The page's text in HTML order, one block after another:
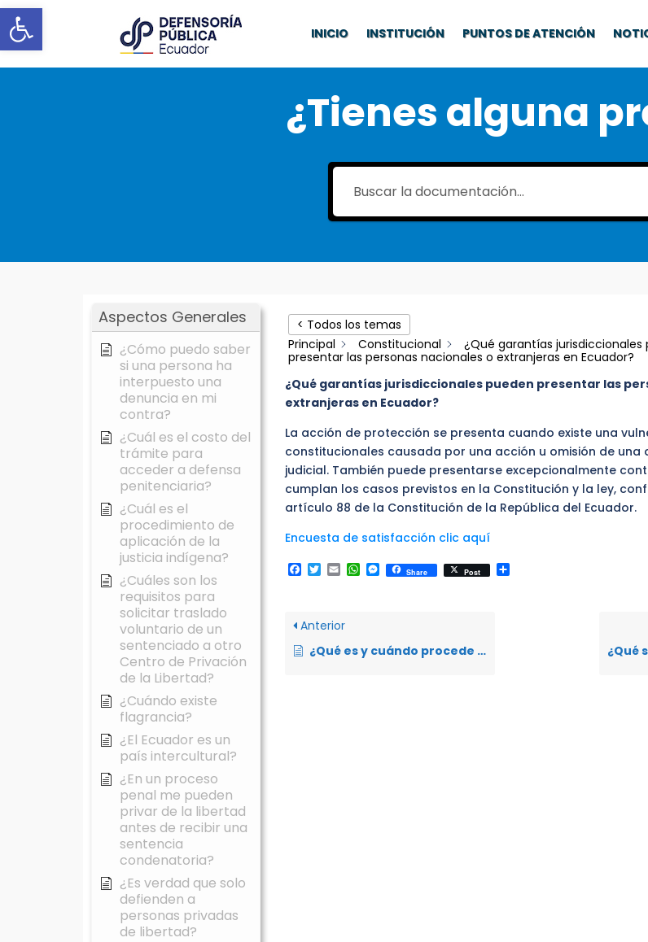
Abrir barra de herramientas INICIO INSTITUCIÓN PUNTOS DE ATENCIÓN
¿Tienes alguna
Aspectos Generales
¿Cómo puedo saber
si una persona ha
interpuesto una
denuncia en mi
contra?
¿Cuál es el costo del
trámite para
acceder a defensa
penitenciaria?
¿Cuál es el
procedimiento de
aplicación de la
justicia indígena?
¿Cuáles son los
requisitos para
solicitar traslado
voluntario de un
sentenciado a otro
Centro de Privación
de la Libertad?
¿Cuándo existe
flagrancia?
¿El Ecuador es un
país intercultural?
¿En un proceso
penal me pueden
privar de la libertad
antes de recibir una
sentencia
condenatoria?
¿Es verdad que solo
defienden a
personas privadas
de libertad?
< Todos los temas
Principal
Constitucional
¿Qué garantías jurisdiccionales
presentar las personas nacionales o extranjeras en Ecuador?
¿Qué garantías jurisdiccionales pueden presentar las
extranjeras en Ecuador?
La acción de protección se presenta cuando existe una
constitucionales causada por una acción u omisión de una
judicial. También puede presentarse excepcionalmente
cumplan los casos previstos en la Constitución y la ley,
artículo 88 de la Constitución de la República del Ecuador.
Encuesta de satisfacción clic aquí
Facebook
Twitter
EmailWhatsApp
Messenger
Share Post
Anterior
¿Qué es y cuándo procede la acción extraordinaria de protección?